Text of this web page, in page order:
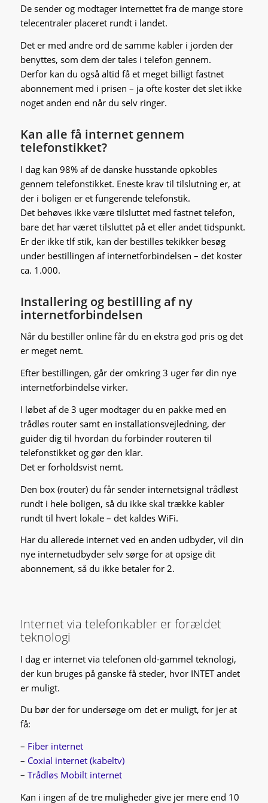
De sender og modtager internettet fra de mange store
telecentraler placeret rundt i landet.
Det er med andre ord de samme kabler i jorden der
benyttes, som dem der tales i telefon gennem.
Derfor kan du også altid få et meget billigt fastnet
abonnement med i prisen – ja ofte koster det slet ikke
noget anden end når du selv ringer.
Kan alle få internet gennem
telefonstikket?
I dag kan 98% af de danske husstande opkobles
gennem telefonstikket. Eneste krav til tilslutning er, at
der i boligen er et fungerende telefonstik.
Det behøves ikke være tilsluttet med fastnet telefon,
bare det har været tilsluttet på et eller andet tidspunkt.
Er der ikke tlf stik, kan der bestilles tekikker besøg
under bestillingen af internetforbindelsen – det koster
ca. 1.000.
Installering og bestilling af ny
internetforbindelsen
Når du bestiller online får du en ekstra god pris og det
er meget nemt.
Efter bestillingen, går der omkring 3 uger før din nye
internetforbindelse virker.
I løbet af de 3 uger modtager du en pakke med en
trådløs router samt en installationsvejledning, der
guider dig til hvordan du forbinder routeren til
telefonstikket og gør den klar.
Det er forholdsvist nemt.
Den box (router) du får sender internetsignal trådløst
rundt i hele boligen, så du ikke skal trække kabler
rundt til hvert lokale – det kaldes WiFi.
Har du allerede internet ved en anden udbyder, vil din
nye internetudbyder selv sørge for at opsige dit
abonnement, så du ikke betaler for 2.
Internet via telefonkabler er forældet
teknologi
I dag er internet via telefonen old-gammel teknologi,
der kun bruges på ganske få steder, hvor INTET andet
er muligt.
Du bør der for undersøge om det er muligt, for jer at
få:
– Fiber internet
– Coxial internet (kabeltv)
– Trådløs Mobilt internet
Kan i ingen af de tre muligheder give jer mere end 10